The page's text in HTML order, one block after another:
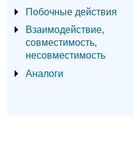
Побочные действия
Взаимодействие,
совместимость,
несовместимость
Аналоги